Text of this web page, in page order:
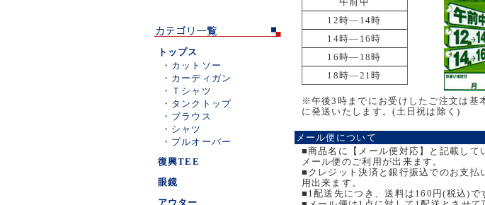
トップス
・ カットソー
・ カーディガン
・ Ｔシャツ
・ タンクトップ
・ ブラウス
・ シャツ
・ プルオーバー
復興TEE
眼鏡
アウター
12時―14時
14時―16時
16時―18時
18時―21時
※午後3時までにお受けしたご注文は基
に発送いたします。(土日祝は除く)
メール便について
■商品名に【メール便対応】と記載して
メール便のご利用が出来ます。
■クレジット決済と銀行振込でのお支払
用出来ます。
■1配送先につき、送料は160円(税込)で